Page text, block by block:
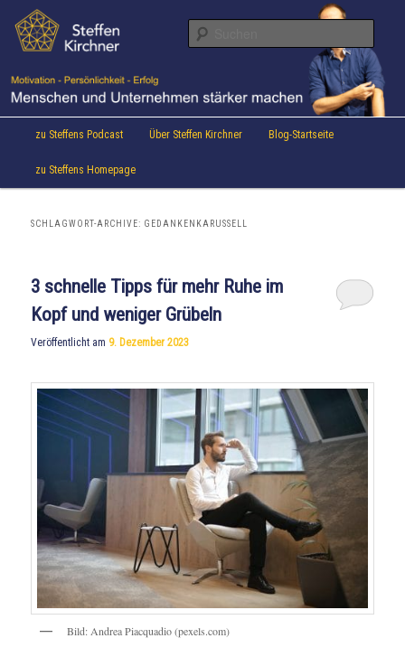
Inhalt
wechseln
sekundären
Inhalt
Steffen Kirchner Blog
Aktuelles von Speaker & Motivationstrainer Steffen Kirchner
Hauptmenü
zu Steffens Podcast Über Steffen Kirchner Blog-Startseite
zu Steffens Homepage
SCHLAGWORT-ARCHIVE: GEDANKENKARUSSELL
3 schnelle Tipps für mehr Ruhe im
Kopf und weniger Grübeln
Veröffentlicht am 9. Dezember 2023
Bild: Andrea Piacquadio (pexels.com)